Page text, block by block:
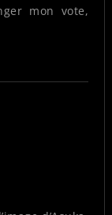
mon vote,